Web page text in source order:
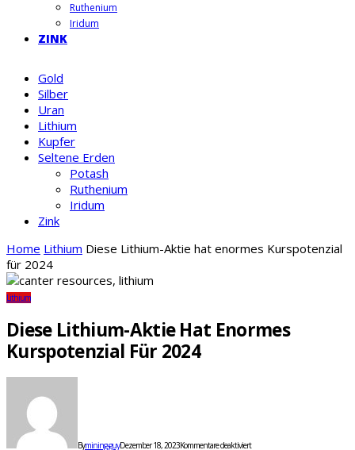
Ruthenium
Iridum
ZINK
Gold
Silber
Uran
Lithium
Kupfer
Seltene Erden
Potash
Ruthenium
Iridum
Zink
Home Lithium Diese Lithium-Aktie hat enormes Kurspotenzial
für 2024
Lithium
Diese Lithium-Aktie Hat Enormes
Kurspotenzial Für 2024
Bymining-guyDezember 18, 2023Kommentare deaktiviert